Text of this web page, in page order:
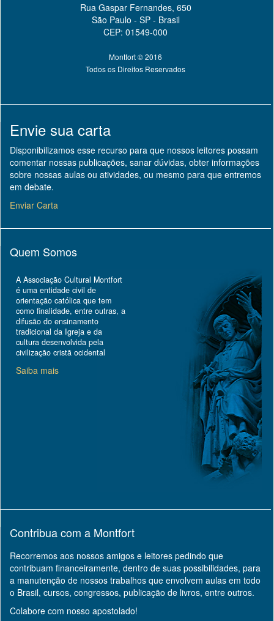
Rua Gaspar Fernandes, 650
São Paulo - SP - Brasil
CEP: 01549-000
Montfort © 2016
Todos os Direitos Reservados
Envie sua carta
Disponibilizamos esse recurso para que nossos leitores possam
comentar nossas publicações, sanar dúvidas, obter informações
sobre nossas aulas ou atividades, ou mesmo para que entremos
em debate.
Enviar Carta
Quem Somos
A Associação Cultural Montfort
é uma entidade civil de
orientação católica que tem
como finalidade, entre outras, a
difusão do ensinamento
tradicional da Igreja e da
cultura desenvolvida pela
civilização cristã ocidental
Saiba mais
Contribua com a Montfort
Recorremos aos nossos amigos e leitores pedindo que
contribuam financeiramente, dentro de suas possibilidades, para
a manutenção de nossos trabalhos que envolvem aulas em todo
o Brasil, cursos, congressos, publicação de livros, entre outros.
Colabore com nosso apostolado!